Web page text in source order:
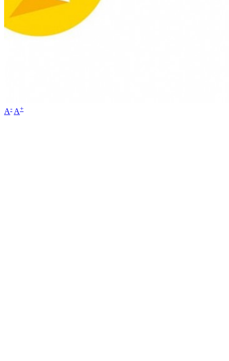
A- A+